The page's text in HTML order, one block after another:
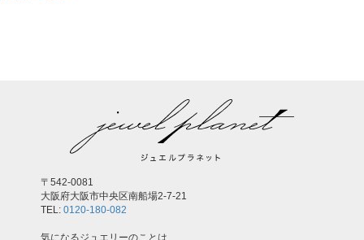
〒542-0081
大阪府大阪市中央区南船場2-7-21
TEL: 0120-180-082
気になるジュエリーのことは